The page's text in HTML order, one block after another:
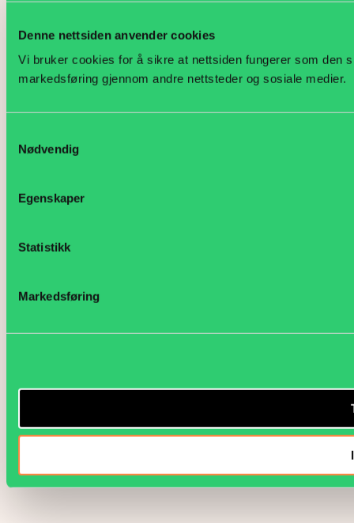
Denne nettsiden anvender cookies
Vi bruker cookies for å sikre at nettsiden fungerer som den
markedsføring gjennom andre nettsteder og sosiale medier.
Nødvendig
Egenskaper
Statistikk
Markedsføring
Hei, jeg heter Nora. Hva kan jeg hjelpe med?